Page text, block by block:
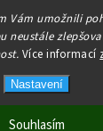
Vám umožnili
neustále
Více informací
Nastavení
Souhlasím
fajndrogerie
Shoptet | Design